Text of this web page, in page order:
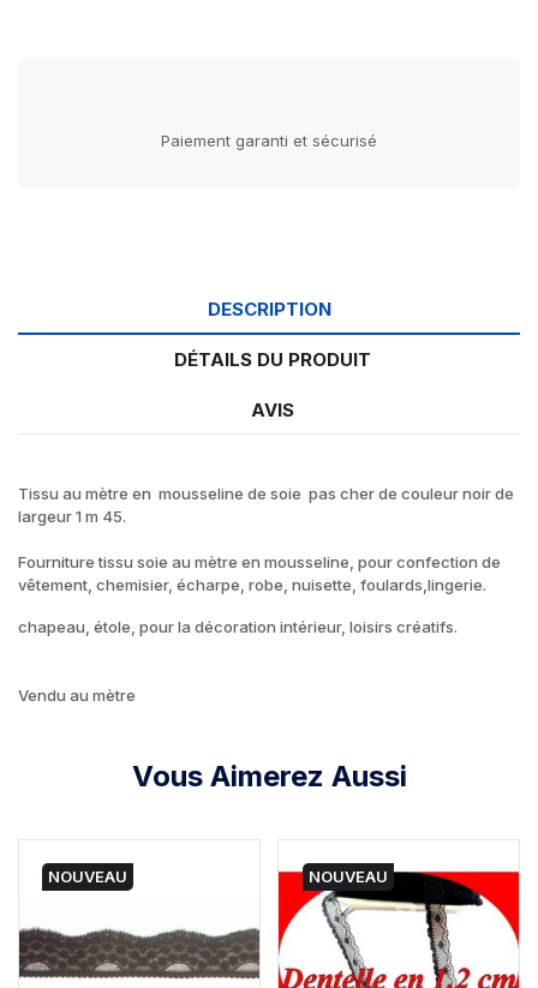
Paiement garanti et sécurisé
DESCRIPTION
DÉTAILS DU PRODUIT
AVIS
Tissu au mètre en mousseline de soie pas cher de couleur noir de
largeur 1 m 45.
Fourniture tissu soie au mètre en mousseline, pour confection de
vêtement, chemisier, écharpe, robe, nuisette, foulards,lingerie.
chapeau, étole, pour la décoration intérieur, loisirs créatifs.
Vendu au mètre
Vous Aimerez Aussi
NOUVEAU NOUVEAU